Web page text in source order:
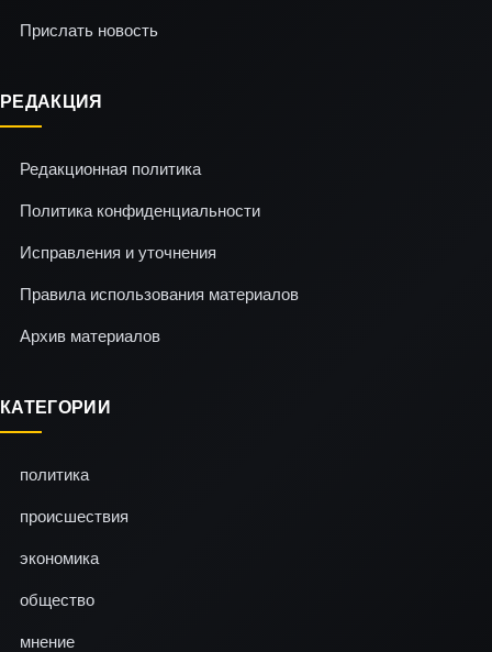
Прислать новость
РЕДАКЦИЯ
Редакционная политика
Политика конфиденциальности
Исправления и уточнения
Правила использования материалов
Архив материалов
КАТЕГОРИИ
политика
происшествия
экономика
общество
мнение